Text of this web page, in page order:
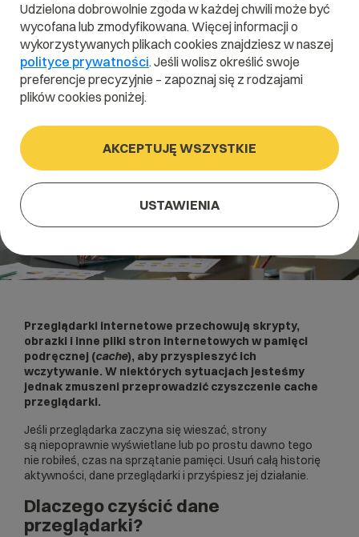
Przeglądarki internetowe przechowują skrypty,
obrazki i inne pliki stron internetowych w pamięci
podręcznej (cache), aby przyspieszyć ich
wczytywanie. W niektórych sytuacjach jesteśmy
jednak zmuszeni przeprowadzić czyszczenie cache
przeglądarki.
Jeśli przeglądarka zaczyna się wieszać, strony
są niepoprawnie wyświetlane lub po prostu dawno tego
nie robiłeś, czas na sprzątanie pamięci. Usuń całą historię
aktywności, dane przeglądarki i przyśpiesz jej działanie.
Dlaczego czyścić dane
przeglądarki?
Udzielona dobrowolnie zgoda w każdej chwili może być
wycofana lub zmodyfikowana. Więcej informacji o
wykorzystywanych plikach cookies znajdziesz w naszej
polityce prywatności. Jeśli wolisz określić swoje
preferencje precyzyjnie – zapoznaj się z rodzajami
plików cookies poniżej.
AKCEPTUJĘ WSZYSTKIE
USTAWIENIA